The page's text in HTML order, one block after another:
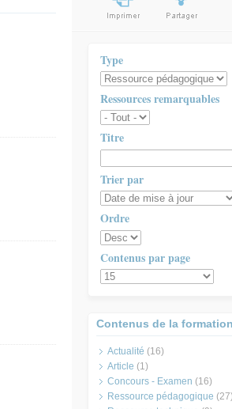
Type
Ressources remarquables
Titre
Trier par
Ordre
Contenus par page
Contenus de la formation
Actualité (16)
Article (1)
Concours - Examen (16)
Ressource pédagogique (27)